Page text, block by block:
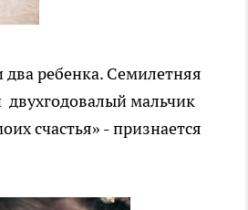
ребенка. Семилетняя
двухгодовалый мальчик
счастья» - признается